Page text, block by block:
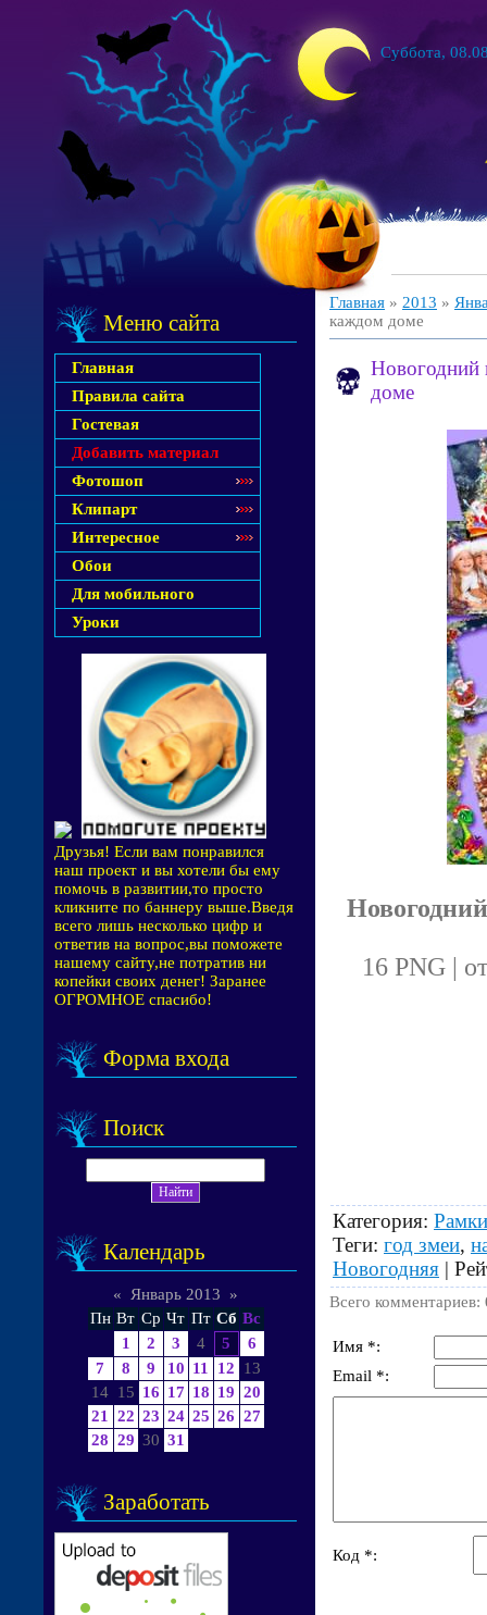
Суббота,
Меню сайта
Главная
Правила сайта
Гостевая
Добавить материал
Фотошоп
Клипарт
Интересное
Обои
Для мобильного
Уроки
Друзья! Если вам понравился
наш проект и вы хотели бы ему
помочь в развитии,то просто
кликните по баннеру выше.Введя
всего лишь несколько цифр и
ответив на вопрос,вы поможете
нашему сайту,не потратив ни
копейки своих денег! Заранее
ОГРОМНОЕ спасибо!
Форма входа
Поиск
Календарь
« Январь 2013
»
Пн Вт Ср Чт Пт Сб Вс
1
2 3 4 5
6
7
8 9 10 11 12
13
14 15 16 17 18 19 20
21
22 23 24 25 26 27
28 29 30 31
Заработать
Главная » 2013 »
каждом доме
Новогодний
доме
16 PNG |
Категория:
Теги: год змеи,
Новогодняя |
Всего комментариев:
Имя *:
Email *:
Код *: